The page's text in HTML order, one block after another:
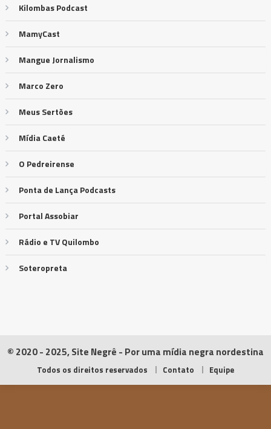
Kilombas Podcast
MamyCast
Mangue Jornalismo
Marco Zero
Meus Sertões
Mídia Caeté
O Pedreirense
Ponta de Lança Podcasts
Portal Assobiar
Rádio e TV Quilombo
Soteropreta
© 2020 - 2025, Site Negrê - Por uma mídia negra nordestina
Todos os direitos reservados Contato Equipe